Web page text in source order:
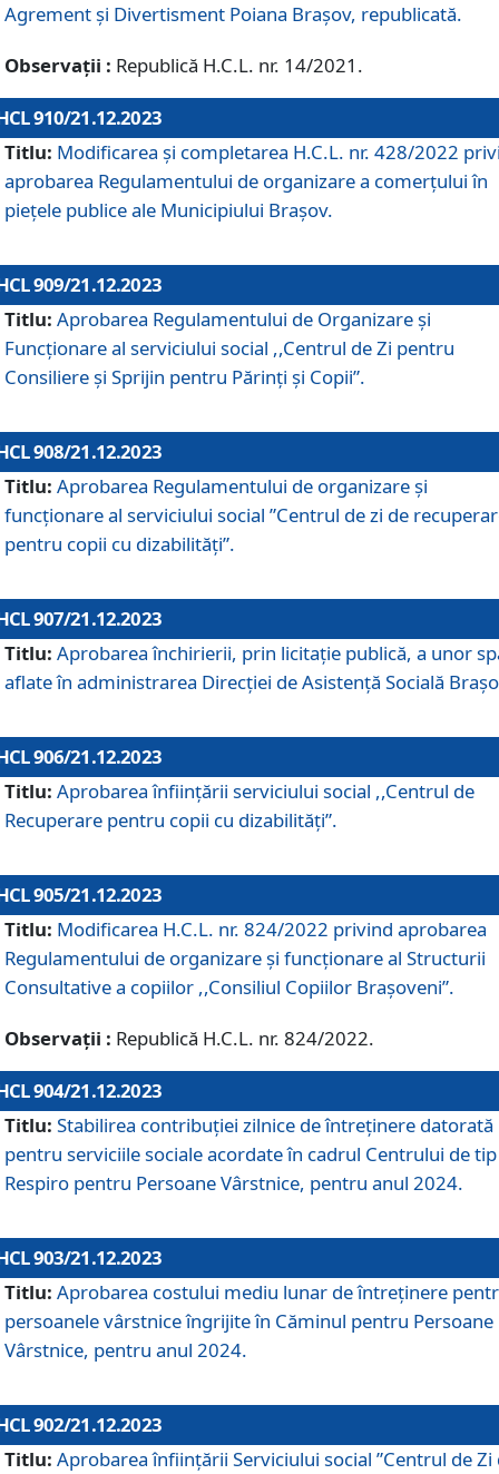
Agrement și Divertisment Poiana Brașov, republicată.
Observații : Republică H.C.L. nr. 14/2021.
910/21.12.2023
Titlu: Modificarea și completarea H.C.L. nr. 428/2022
aprobarea Regulamentului de organizare a comerțului în
piețele publice ale Municipiului Braşov.
909/21.12.2023
Titlu: Aprobarea Regulamentului de Organizare și
Funcționare al serviciului social ,,Centrul de Zi pentru
Consiliere şi Sprijin pentru Părinţi şi Copii”.
908/21.12.2023
Titlu: Aprobarea Regulamentului de organizare şi
funcţionare al serviciului social ”Centrul de zi de
pentru copii cu dizabilități”.
907/21.12.2023
Titlu: Aprobarea închirierii, prin licitație publică, a unor
aflate în administrarea Direcției de Asistență Socială
906/21.12.2023
Titlu: Aprobarea înființării serviciului social ,,Centrul de
Recuperare pentru copii cu dizabilități”.
905/21.12.2023
Titlu: Modificarea H.C.L. nr. 824/2022 privind aprobarea
Regulamentului de organizare şi funcţionare al Structurii
Consultative a copiilor ,,Consiliul Copiilor Braşoveni”.
Observații : Republică H.C.L. nr. 824/2022.
904/21.12.2023
Titlu: Stabilirea contribuţiei zilnice de întreținere datorată
pentru serviciile sociale acordate în cadrul Centrului de tip
Respiro pentru Persoane Vârstnice, pentru anul 2024.
903/21.12.2023
Titlu: Aprobarea costului mediu lunar de întreţinere
persoanele vârstnice îngrijite în Căminul pentru Persoane
Vârstnice, pentru anul 2024.
902/21.12.2023
Titlu: Aprobarea înființării Serviciului social ”Centrul de Zi